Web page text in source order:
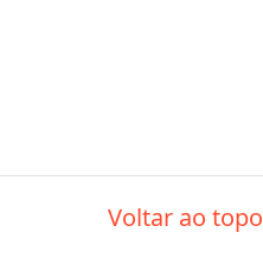
Voltar ao topo